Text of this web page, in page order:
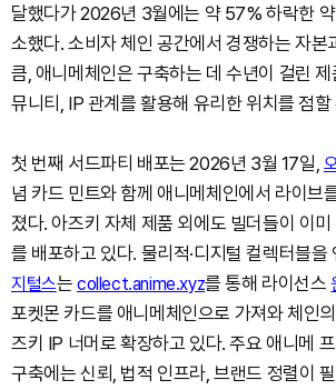
달했다가 2026년 3월에는 약 57% 하락한
소했다. 소비자 체인 공간에서 경쟁하는 자본
큼, 애니메체인은 구축하는 데 수년이 걸린
뮤니티, IP 관계를 활용해 유리한 위치를 점할
첫 번째 서드파티 배포는 2026년 3월 17일,
념 카드 민트와 함께 애니메체인에서 라이브
졌다. 아즈키 자체 제품 외에도 빌더들이 이
를 배포하고 있다. 물리적·디지털 컬렉터블을
지털스는collect.anime.xyz를 통해 라이선스
포켓몬 카드를 애니메체인으로 가져와 체인
즈키 IP 너머로 확장하고 있다. 주요 애니메
구축에는 신뢰, 법적 인프라, 브랜드 정렬이